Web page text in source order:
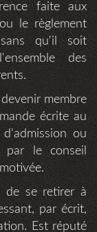
faite aux
le règlement
qu'il soit
des
membre
écrite au
ou
par le conseil
de se retirer à
par écrit,
Est réputé